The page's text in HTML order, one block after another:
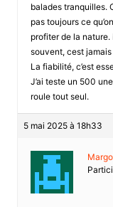
balades tranquilles.
pas toujours ce
profiter de la nature.
souvent, cest
La fiabilité, c’est
J’ai teste un 500
roule tout seul.
5 mai 2025 à 18h33